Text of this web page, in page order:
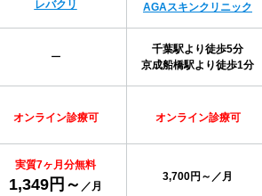
レバクリ AGAスキンクリニック
ー
千葉駅より徒歩5分
京成船橋駅より徒歩1分
オンライン診療可 オンライン診療可
実質7ヶ月分無料
1,349円～ ／月
3,700円～／月